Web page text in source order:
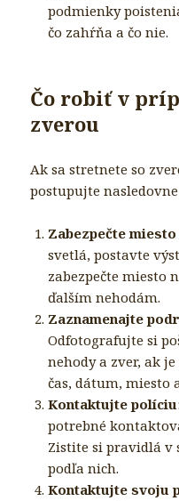
podmienky
čo zahŕňa a čo nie.
Čo robiť v
zverou
Ak sa stretnete so
postupujte
Zabezpečte
svetlá, postavte
zabezpečte miesto
ďalším nehodám.
Zaznamenajte
Odfotografujte si
nehody a zver, ak
čas, dátum, miesto
Kontaktujte políciu
potrebné
Zistite si pravidlá v
podľa nich.
Kontaktujte svoju